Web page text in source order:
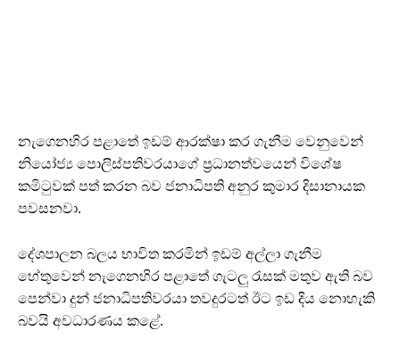
නැගෙනහිර පළාතේ ඉඩම් ආරක්ෂා කර ගැනීම වෙනුවෙන්
නියෝජ්‍ය පොලිස්පතිවරයාගේ ප්‍රධානත්වයෙන් විශේෂ
කමිටුවක් පත් කරන බව ජනාධිපති අනුර කුමාර දිසානායක
පවසනවා.
දේශපාලන බලය භාවිත කරමින් ඉඩම් අල්ලා ගැනීම
හේතුවෙන් නැගෙනහිර පළාතේ ගැටලු රැසක් මතුව ඇති බව
පෙන්වා දුන් ජනාධිපතිවරයා තවදුරටත් ඊට ඉඩ දිය නොහැකි
බවයි අවධාරණය කළේ.